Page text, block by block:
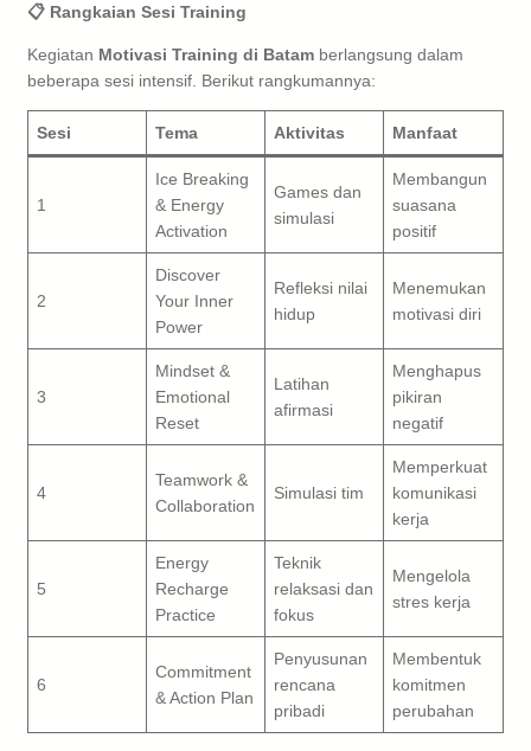
📋 Rangkaian Sesi Training
Kegiatan Motivasi Training di Batam berlangsung dalam
beberapa sesi intensif. Berikut rangkumannya:
Sesi Tema Aktivitas Manfaat
1
Ice Breaking
& Energy
Activation
Games dan
simulasi
Membangun
suasana
positif
2
Discover
Your Inner
Power
Refleksi nilai
hidup
Menemukan
motivasi diri
3
Mindset &
Emotional
Reset
Latihan
afirmasi
Menghapus
pikiran
negatif
4
Teamwork &
Collaboration
Simulasi tim
Memperkuat
komunikasi
kerja
5
Energy
Recharge
Practice
Teknik
relaksasi dan
fokus
Mengelola
stres kerja
6
Commitment
& Action Plan
Penyusunan
rencana
pribadi
Membentuk
komitmen
perubahan